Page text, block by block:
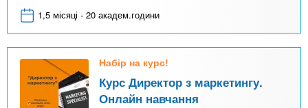
1,5 місяці - 20 академ.години
Набір на курс!
Курс Директор з маркетингу.
Онлайн навчання